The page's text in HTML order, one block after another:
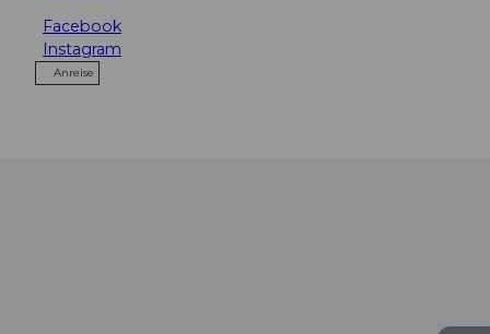
Facebook
Instagram
Anreise